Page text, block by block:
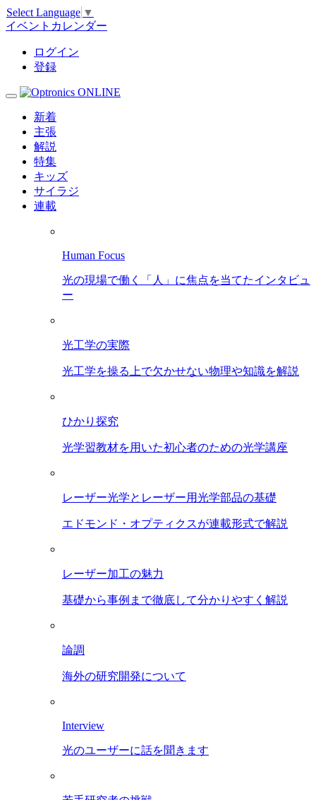
Select Language ▼
イベントカレンダー
ログイン
登録
新着
主張
解説
特集
キッズ
サイラジ
連載
Human Focus
光の現場で働く「人」に焦点を当てたインタビュ
ー
光工学の実際
光工学を操る上で欠かせない物理や知識を解説
ひかり探究
光学習教材を用いた初心者のための光学講座
レーザー光学とレーザー用光学部品の基礎
エドモンド・オプティクスが連載形式で解説
レーザー加工の魅力
基礎から事例まで徹底して分かりやすく解説
論調
海外の研究開発について
Interview
光のユーザーに話を聞きます